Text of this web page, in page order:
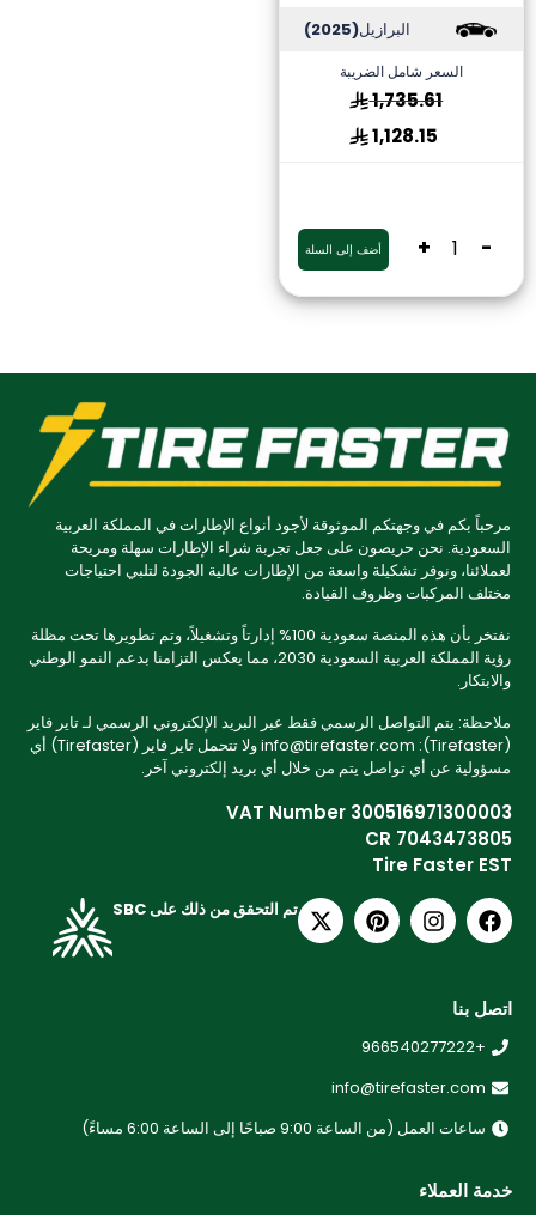
البرازيل(2025)
السعر شامل الضريبة
1,735.61
1,128.15
-
+ أضف إلى السلة
مرحباً بكم في وجهتكم الموثوقة لأجود أنواع الإطارات في المملكة العربية
السعودية. نحن حريصون على جعل تجربة شراء الإطارات سهلة ومريحة
لعملائنا، ونوفر تشكيلة واسعة من الإطارات عالية الجودة لتلبي احتياجات
مختلف المركبات وظروف القيادة.
نفتخر بأن هذه المنصة سعودية 100% إدارتاً وتشغيلاً، وتم تطويرها تحت مظلة
رؤية المملكة العربية السعودية 2030، مما يعكس التزامنا بدعم النمو الوطني
والابتكار.
ملاحظة: يتم التواصل الرسمي فقط عبر البريد الإلكتروني الرسمي لـ تاير فاير
(Tirefaster): info@tirefaster.com ولا تتحمل تاير فاير (Tirefaster) أي
مسؤولية عن أي تواصل يتم من خلال أي بريد إلكتروني آخر.
VAT Number 300516971300003
CR 7043473805
Tire Faster EST
تم التحقق من ذلك على SBC
اتصل بنا
+966540277222
info@tirefaster.com
ساعات العمل (من الساعة 9:00 صباحًا إلى الساعة 6:00 مساءً)
خدمة العملاء